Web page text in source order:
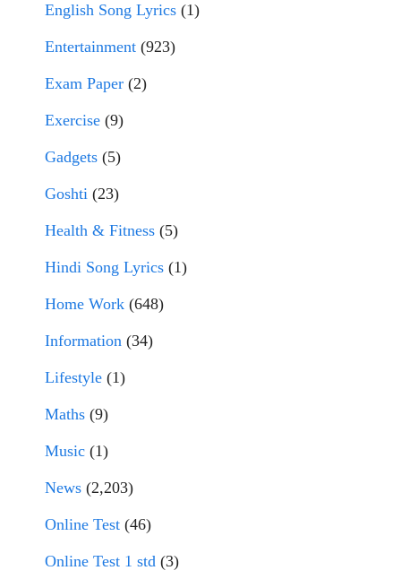
English Song Lyrics (1)
Entertainment (923)
Exam Paper (2)
Exercise (9)
Gadgets (5)
Goshti (23)
Health & Fitness (5)
Hindi Song Lyrics (1)
Home Work (648)
Information (34)
Lifestyle (1)
Maths (9)
Music (1)
News (2,203)
Online Test (46)
Online Test 1 std (3)